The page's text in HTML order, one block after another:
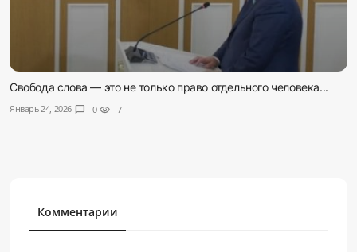
Свобода слова — это не только право отдельного человека...
Январь 24, 2026 chat_bubble 0 visibility 7
Комментарии